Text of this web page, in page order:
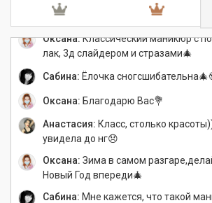
Оксана:Классический маникюр с
лак, 3д слайдером и стразами🎄
Сабина: Ёлочка
Оксана: Благодарю Вас💐
Анастасия: Класс, столько
увидела до нг😞
Оксана: Зима в самом
Новый Год впереди🎄
Сабина: Мне кажется, что такой